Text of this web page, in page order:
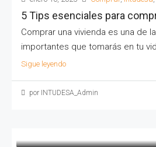
5 Tips esenciales para
Comprar una vivienda es una de
importantes que tomarás en tu
Sigue leyendo
por INTUDESA_Admin